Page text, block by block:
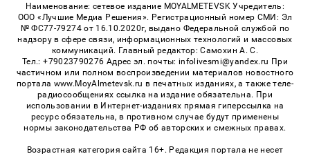
Наименование: сетевое издание MOYALMETEVSK Учредитель:
ООО «Лучшие Медиа Решения». Регистрационный номер СМИ: Эл
№ ФС77-79274 от 16.10.2020г, выдано Федеральной службой по
надзору в сфере связи, информационных технологий и массовых
коммуникаций. Главный редактор: Самохин А. С.
Тел.: +79023790276 Адрес эл. почты: infolivesmi@yandex.ru При
частичном или полном воспроизведении материалов новостного
портала www.MoyAlmetevsk.ru в печатных изданиях, а также теле-
радиосообщениях ссылка на издание обязательна. При
использовании в Интернет-изданиях прямая гиперссылка на
ресурс обязательна, в противном случае будут применены
нормы законодательства РФ об авторских и смежных правах.
Возрастная категория сайта 16+. Редакция портала не несет